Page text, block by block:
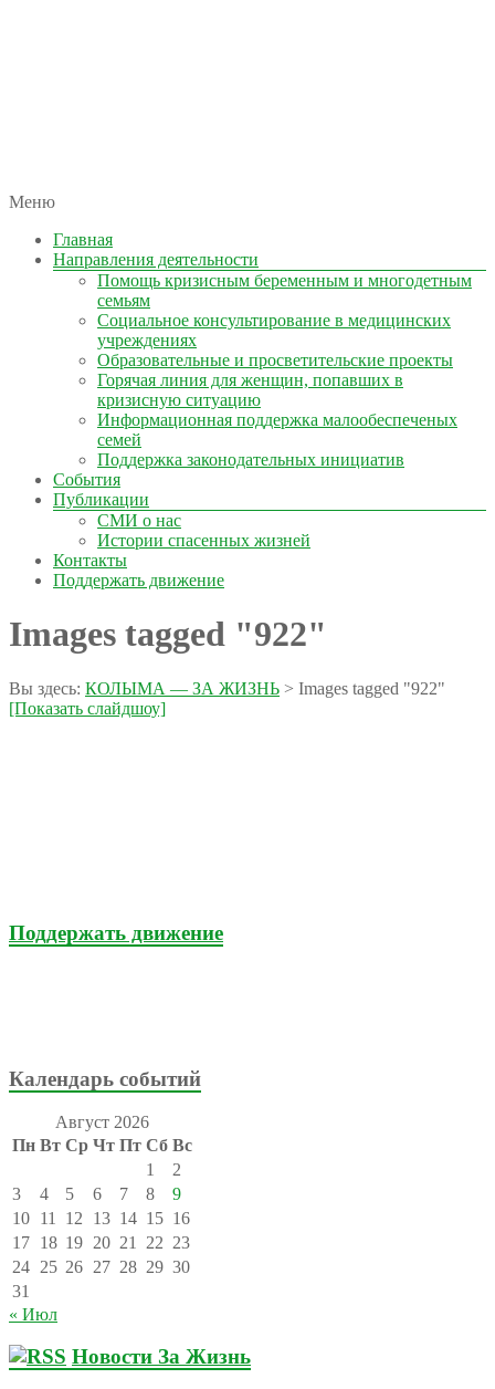
КОЛЫМА — ЗА ЖИЗНЬ
автономная некоммерческая организация
Меню
Главная
Направления деятельности
Помощь кризисным беременным и многодетным
семьям
Социальное консультирование в медицинских
учреждениях
Образовательные и просветительские проекты
Горячая линия для женщин, попавших в
кризисную ситуацию
Информационная поддержка малообеспеченых
семей
Поддержка законодательных инициатив
События
Публикации
СМИ о нас
Истории спасенных жизней
Контакты
Поддержать движение
Images tagged "922"
Вы здесь: КОЛЫМА — ЗА ЖИЗНЬ > Images tagged "922"
[Показать слайдшоу]
Поддержать движение
Календарь событий
Август 2026
Пн Вт Ср Чт Пт Сб Вс
1
2
3
4 5 6 7 8
9
10 11 12 13 14 15 16
17 18 19 20 21 22 23
24 25 26 27 28 29 30
31
« Июл
Новости За Жизнь